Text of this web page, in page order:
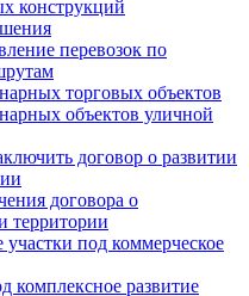
конструкций
перевозок по
торговых объектов
объектов уличной
договор о развитии
договора о
территории
под коммерческое
комплексное развитие